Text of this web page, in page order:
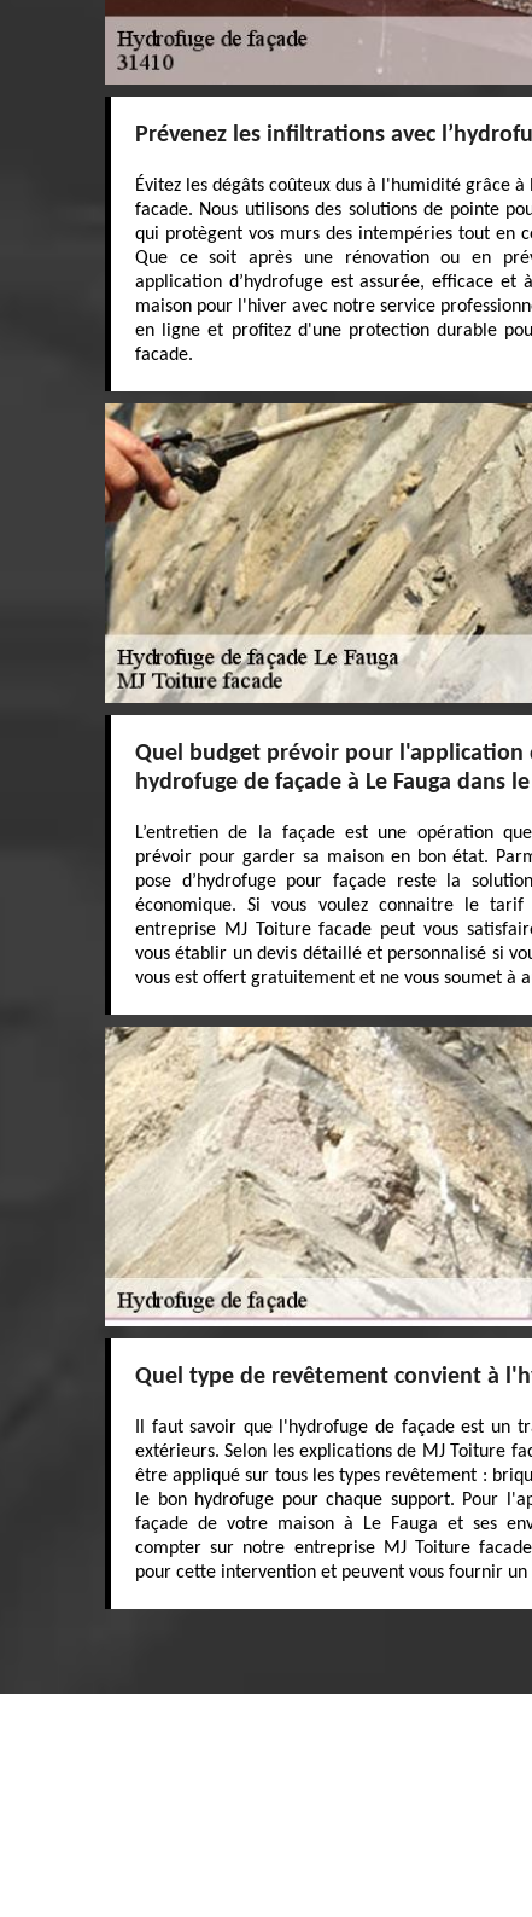
Prévenez les infiltrations avec
Évitez les dégâts coûteux dus à l'humidité grâce
facade. Nous utilisons des solutions de pointe
qui protègent vos murs des intempéries tout en
Que ce soit après une rénovation ou en
application d’hydrofuge est assurée, efficace
maison pour l'hiver avec notre service
en ligne et profitez d'une protection durable
facade.
Quel budget prévoir pour
hydrofuge de façade à Le Fauga dans
L’entretien de la façade est une opération
prévoir pour garder sa maison en bon état.
pose d’hydrofuge pour façade reste la
économique. Si vous voulez connaitre le
entreprise MJ Toiture facade peut vous
vous établir un devis détaillé et personnalisé si
vous est offert gratuitement et ne vous soumet à
Quel type de revêtement convient à
Il faut savoir que l'hydrofuge de façade est un
extérieurs. Selon les explications de MJ Toiture
être appliqué sur tous les types revêtement :
le bon hydrofuge pour chaque support. Pour
façade de votre maison à Le Fauga et ses
compter sur notre entreprise MJ Toiture
pour cette intervention et peuvent vous fournir